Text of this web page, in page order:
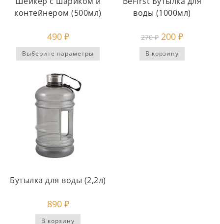
контейнером (500мл)
490 ₽
Выберите параметры
воды (1000мл)
270₽ 200 ₽
В корзину
Бутылка для воды (2,2л)
890 ₽
В корзину